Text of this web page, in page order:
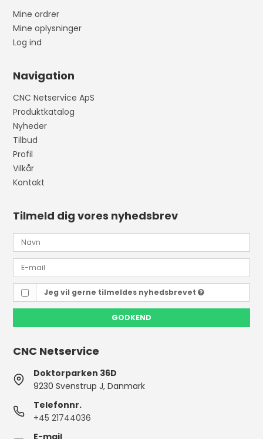
Mine ordrer
Mine oplysninger
Log ind
Navigation
CNC Netservice ApS
Produktkatalog
Nyheder
Tilbud
Profil
Vilkår
Kontakt
Tilmeld dig vores nyhedsbrev
Jeg vil gerne tilmeldes nyhedsbrevet
GODKEND
CNC Netservice
Doktorparken 36D
9230 Svenstrup J, Danmark
Telefonnr.
+45 21744036
E-mail